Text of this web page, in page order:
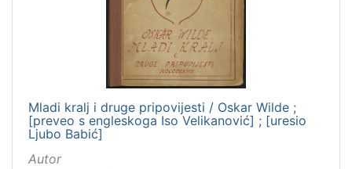
Mladi kralj i druge pripovijesti / Oskar Wilde ;
[preveo s engleskoga Iso Velikanović] ; [uresio
Ljubo Babić]
Autor